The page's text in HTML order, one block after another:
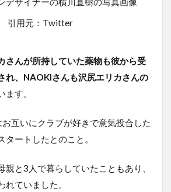
引用元：Twitter
さんが所持していた薬物も彼から受
れ、NAOKIさんも沢尻エリカさんの
ます。
互いにクラブが好きで意気投合した
タートしたとのこと。
親と3人で暮らしていたこともあり、
ていました。